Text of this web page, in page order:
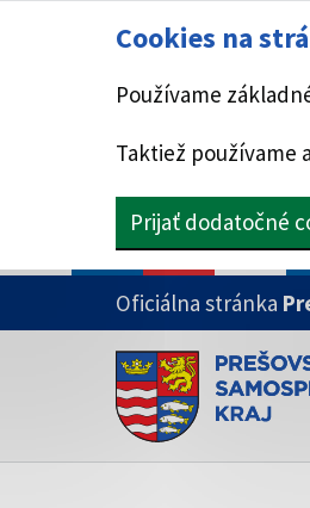
Cookies na
Používame
Taktiež používame
Prijať dodatočné
PRESKOČIŤ NA HLAVNÝ
Oficiálna stránka
Doména psk.sk je
Toto je oficiálna